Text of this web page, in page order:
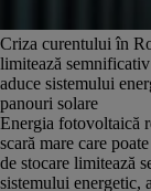
Criza curentului în
limitează
aduce sistemului
panouri solare
Energia fotovoltaică
scară mare care
de stocare limitează
sistemului energetic,